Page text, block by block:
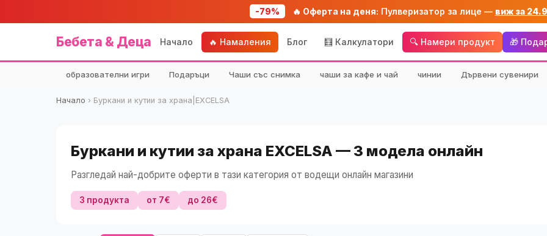
-79% 🔥 Оферта на деня: Пулверизатор за лице — виж за
Бебета & Деца Начало 🔥 Намаления Блог 🧮 Калкулатори 🔍 Намери продукт 🎁
образователни игри Подаръци Чаши със снимка чаши за кафе и чай чинии Дървени сувенири
Начало › Буркани и кутии за храна|EXCELSA
Буркани и кутии за храна EXCELSA — 3 модела онлайн
Разгледай най-добрите оферти в тази категория от водещи онлайн магазини
3 продукта от 7€ до 26€